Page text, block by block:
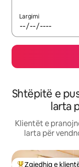
Largimi
Shtëpitë e
larta
Klientët e
larta për
Zgjedhja e